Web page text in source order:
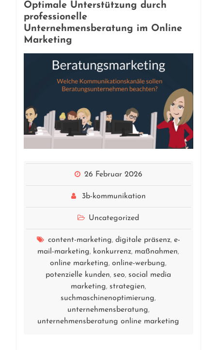
Optimale Unterstützung durch
professionelle
Unternehmensberatung im Online
Marketing
26 Februar 2026
3b-kommunikation
Uncategorized
content-marketing, digitale präsenz, e-
mail-marketing, konkurrenz, maßnahmen,
online marketing,online-werbung,
potenzielle kunden, seo, social media
marketing, strategien,
suchmaschinenoptimierung,
unternehmensberatung,
unternehmensberatung online marketing